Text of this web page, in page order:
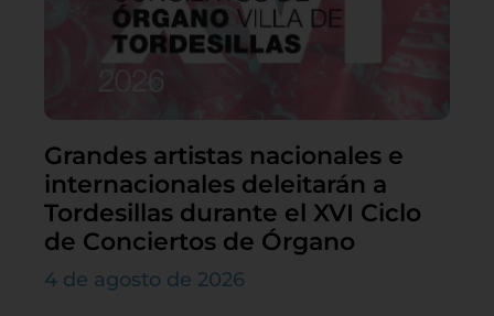
Grandes artistas nacionales e
internacionales deleitarán a
Tordesillas durante el XVI Ciclo
de Conciertos de Órgano
4 de agosto de 2026